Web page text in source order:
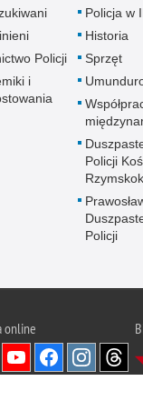
Policji
i
Policja w
Historia
Sprzęt
Policji
Policji
online